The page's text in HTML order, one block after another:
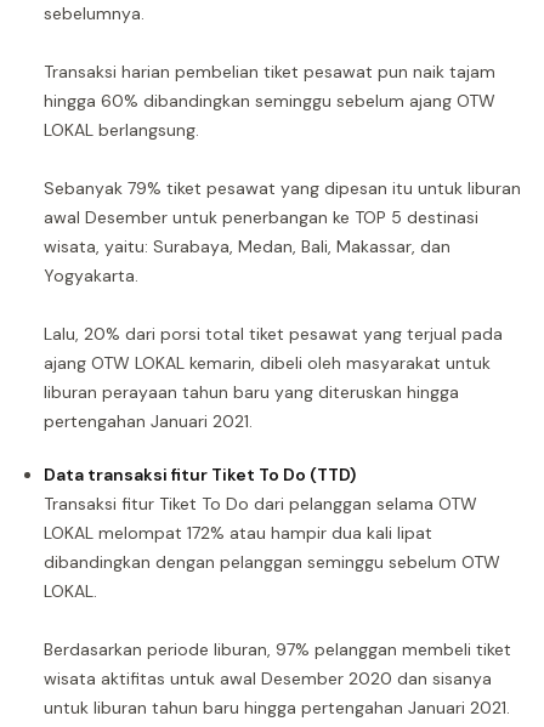
sebelumnya.
Transaksi harian pembelian tiket pesawat pun naik tajam
hingga 60% dibandingkan seminggu sebelum ajang OTW
LOKAL berlangsung.
Sebanyak 79% tiket pesawat yang dipesan itu untuk liburan
awal Desember untuk penerbangan ke TOP 5 destinasi
wisata, yaitu: Surabaya, Medan, Bali, Makassar, dan
Yogyakarta.
Lalu, 20% dari porsi total tiket pesawat yang terjual pada
ajang OTW LOKAL kemarin, dibeli oleh masyarakat untuk
liburan perayaan tahun baru yang diteruskan hingga
pertengahan Januari 2021.
Data transaksi fitur Tiket To Do (TTD)
Transaksi fitur Tiket To Do dari pelanggan selama OTW
LOKAL melompat 172% atau hampir dua kali lipat
dibandingkan dengan pelanggan seminggu sebelum OTW
LOKAL.
Berdasarkan periode liburan, 97% pelanggan membeli tiket
wisata aktifitas untuk awal Desember 2020 dan sisanya
untuk liburan tahun baru hingga pertengahan Januari 2021.